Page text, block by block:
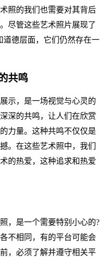
照的我们也需要对其背后
尽管这些艺术照片展现了
道德层面，它们仍然存在一
共鸣
示，是一场视觉与心灵的
深的共鸣，让人们在欣赏
力量。这种共鸣不仅仅是
。在这些艺术照中，我们
的热爱，这种追求和热爱
，是一个需要特别小心的?
不相同，有的平台可能会
，必须了解并遵守相关平